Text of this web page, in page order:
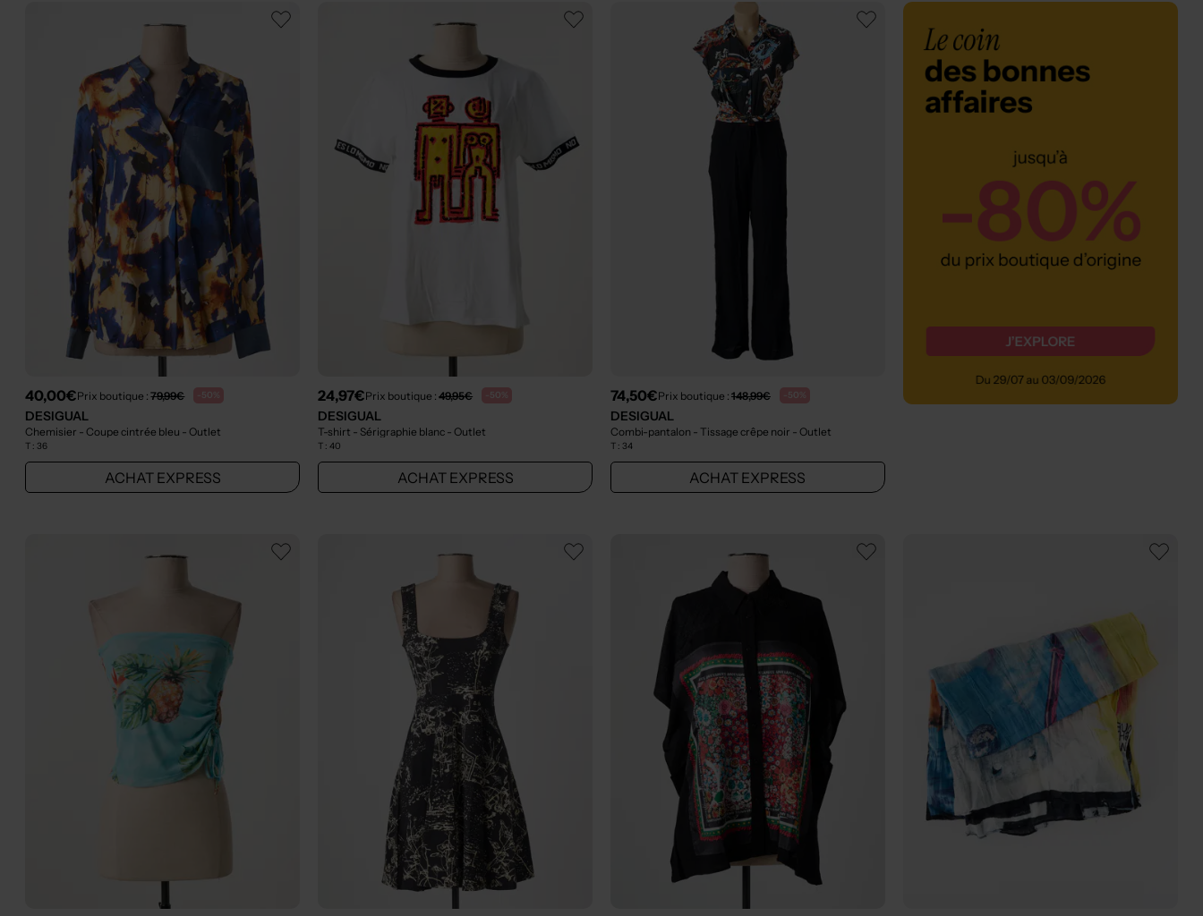
40,00€Prix boutique :79,99€ -50%
DESIGUAL
Chemisier - Coupe cintrée bleu - Outlet
T :36
ACHAT EXPRESS
24,97€Prix boutique :49,95€ -50%
DESIGUAL
T-shirt - Sérigraphie blanc - Outlet
T :40
ACHAT EXPRESS
74,50€Prix boutique : 148,99€ -50%
DESIGUAL
Combi-pantalon - Tissage crêpe noir - Outlet
T : 34
ACHAT EXPRESS